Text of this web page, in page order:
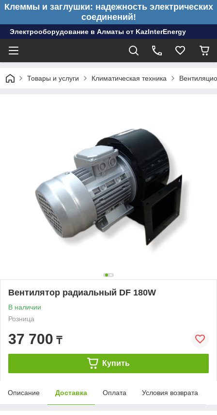
Клеммы и заглушки: надежность электрических
соединений!
Электрооборудование в Алматы от KazInterEnergy
Товары и услуги Климатическая техника
Вентилятор радиальный DF 180W
В наличии
Розница
37 700 ₸
Купить
Описание Доставка Оплата Условия возврата